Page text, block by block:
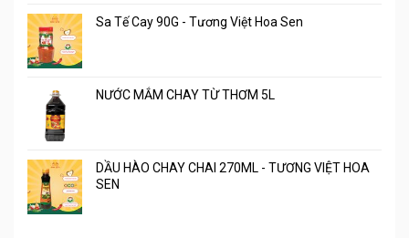
Sa Tế Cay 90G - Tương Việt Hoa Sen
NƯỚC MẮM CHAY TỪ THƠM 5L
DẦU HÀO CHAY CHAI 270ML - TƯƠNG VIỆT HOA
SEN